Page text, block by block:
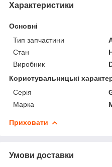
Характеристики
Основні
Тип запчастини
Стан
Виробник
Користувальницькі
Серія
Марка
Приховати
Умови доставки